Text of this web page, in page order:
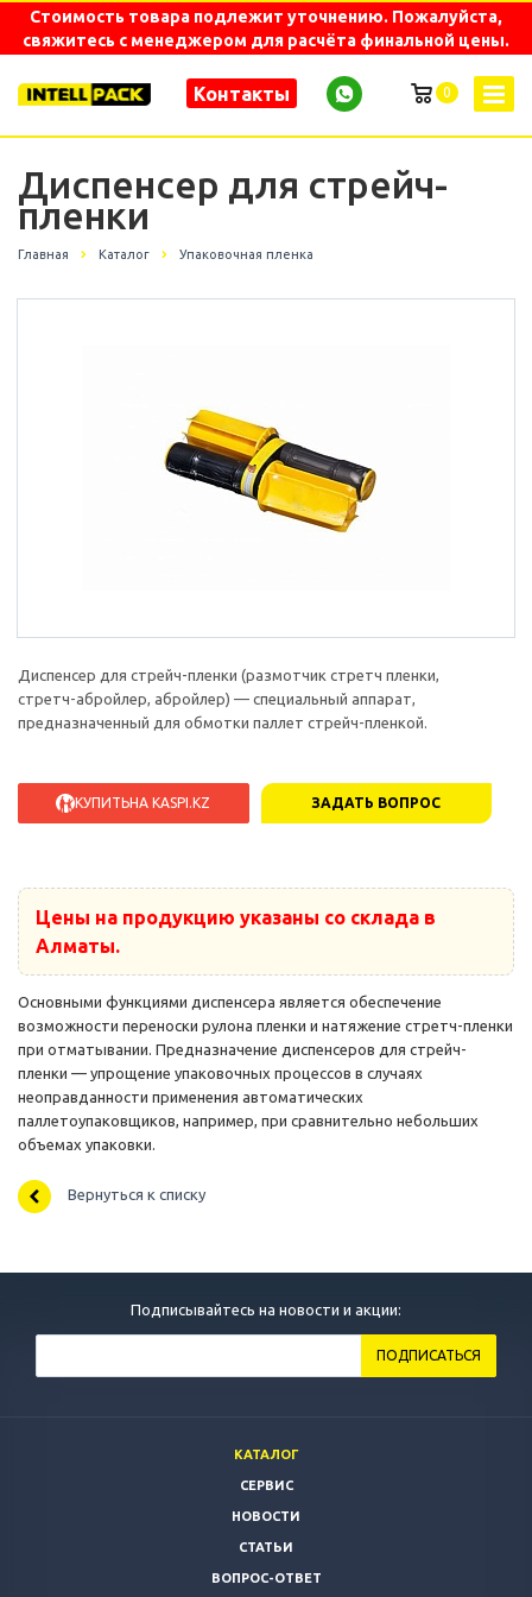
Стоимость товара подлежит уточнению. Пожалуйста,
свяжитесь с менеджером для расчёта финальной цены.
0
Контакты
Диспенсер для стрейч-
пленки
Главная Каталог Упаковочная пленка
Диспенсер для стрейч-пленки (размотчик стретч пленки,
стретч-абройлер, абройлер) — специальный аппарат,
предназначенный для обмотки паллет стрейч-пленкой.
КУПИТЬНА KASPI.KZ ЗАДАТЬ ВОПРОС
Цены на продукцию указаны со склада в
Алматы.
Основными функциями диспенсера является обеспечение
возможности переноски рулона пленки и натяжение стретч-пленки
при отматывании. Предназначение диспенсеров для стрейч-
пленки — упрощение упаковочных процессов в случаях
неоправданности применения автоматических
паллетоупаковщиков, например, при сравнительно небольших
объемах упаковки.
Вернуться к списку
Подписывайтесь на новости и акции:
КАТАЛОГ
СЕРВИС
НОВОСТИ
СТАТЬИ
ВОПРОС-ОТВЕТ